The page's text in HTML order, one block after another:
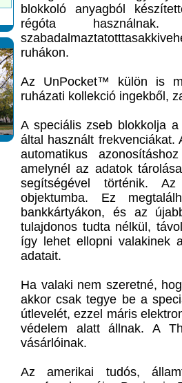
blokkoló anyagból
régóta
ruhákon.
Az UnPocket™ külön is
ruházati kollekció ingekből,
A speciális zseb blokkolja
által használt frekvenciákat.
automatikus
amelynél az adatok
segítségével történik.
objektumba. Ez
bankkártyákon, és az
tulajdonos tudta nélkül,
így lehet ellopni valakinek
adatait.
Ha valaki nem szeretné,
akkor csak tegye be a
útlevelét, ezzel máris
védelem alatt állnak. A
vásárlóinak.
Az amerikai tudós,